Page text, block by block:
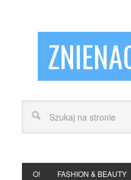
O! FASHION & BEAUTY